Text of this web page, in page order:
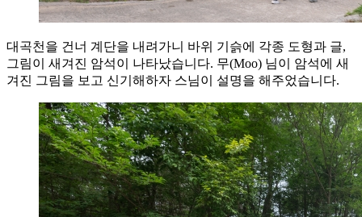
대곡천을 건너 계단을 내려가니 바위 기슭에 각종 도형과 글,
그림이 새겨진 암석이 나타났습니다. 무(Moo) 님이 암석에 새
겨진 그림을 보고 신기해하자 스님이 설명을 해주었습니다.